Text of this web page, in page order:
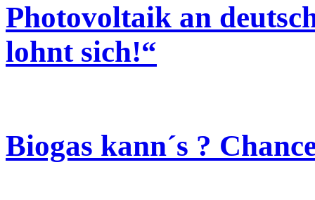
Photovoltaik an
lohnt sich!“
Biogas kann´s ?